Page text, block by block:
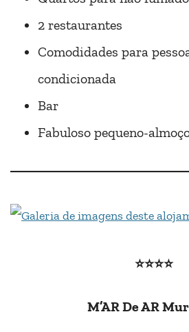
2 restaurantes
Comodidades para
condicionada
Bar
Fabuloso pequeno-
⭐⭐⭐⭐
M’AR De AR